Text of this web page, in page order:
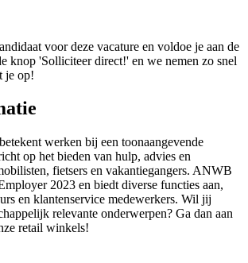
voor deze vacature en voldoe je aan de
knop 'Solliciteer direct!' en we nemen zo snel
je op!
werken bij een toonaangevende
op het bieden van hulp, advies en
fietsers en vakantiegangers. ANWB
2023 en biedt diverse functies aan,
en klantenservice medewerkers. Wil jij
relevante onderwerpen? Ga dan aan
retail winkels!